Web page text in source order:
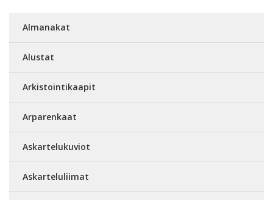
Almanakat
Alustat
Arkistointikaapit
Arparenkaat
Askartelukuviot
Askarteluliimat